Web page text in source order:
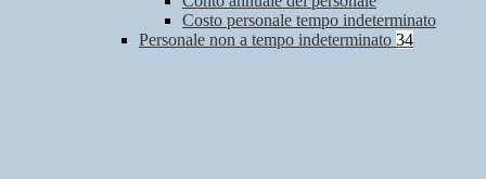
Costo personale tempo indeterminato
Personale non a tempo indeterminato 34